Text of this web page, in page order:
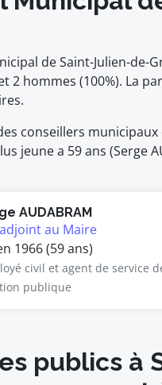
de Saint-Julien-de-
2 hommes (100%). La
conseillers municipaux
jeune a 59 ans (Serge
AUDABRAM
au Maire
1966 (59 ans)
civil et agent de service
publique
publics à